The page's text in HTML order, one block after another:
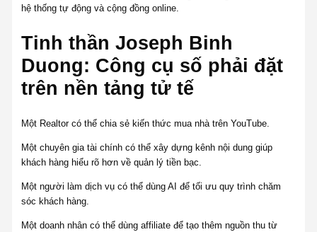
hệ thống tự động và cộng đồng online.
Tinh thần Joseph Binh
Duong: Công cụ số phải đặt
trên nền tảng tử tế
Một Realtor có thể chia sẻ kiến thức mua nhà trên YouTube.
Một chuyên gia tài chính có thể xây dựng kênh nội dung giúp
khách hàng hiểu rõ hơn về quản lý tiền bạc.
Một người làm dịch vụ có thể dùng AI để tối ưu quy trình chăm
sóc khách hàng.
Một doanh nhân có thể dùng affiliate để tạo thêm nguồn thu từ